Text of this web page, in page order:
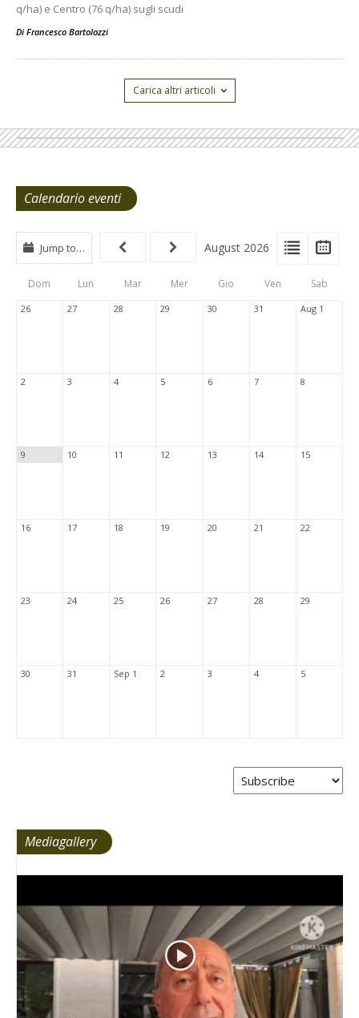
q/ha) e Centro (76 q/ha) sugli scudi
Di Francesco Bartolozzi
Carica altri articoli
Calendario eventi
View
Type
Tabs
View
List
Jump to… August 2026
Dom Lun Mar Mer Gio Ven Sab
26 27 28 29 30 31 Aug 1
2 3 4 5 6 7 8
9 10 11 12 13 14 15
16 17 18 19 20 21 22
23 24 25 26 27 28 29
30 31 Sep 1 2 3 4 5
Mediagallery